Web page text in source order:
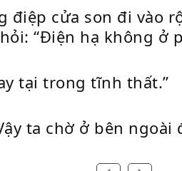
điệp cửa son đi vào
“Điện hạ không ở
tại trong tĩnh thất.”
ta chờ ở bên